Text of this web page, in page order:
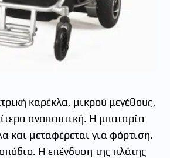
καρέκλα, μικρού μεγέθους,
αναπαυτική. Η μπαταρία
και μεταφέρεται για φόρτιση.
Η επένδυση της πλάτης